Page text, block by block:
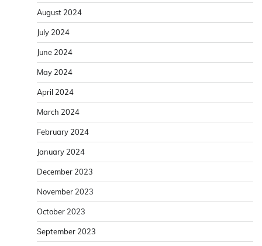
August 2024
July 2024
June 2024
May 2024
April 2024
March 2024
February 2024
January 2024
December 2023
November 2023
October 2023
September 2023